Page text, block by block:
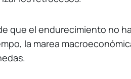
que el endurecimiento no
la marea